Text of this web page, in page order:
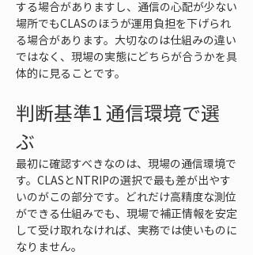
する場合がありますし、通信の心配が少ない
場所でもCLASのほうが運用負担を下げられ
る場合があります。大切なのは仕組みの違い
ではなく、現場の実態にどちらが合うかを具
体的に見ることです。
判断基準1 通信環境で選
ぶ
最初に確認すべきなのは、現場の通信環境で
す。CLASとNTRIPの選択で最も差が出やす
いのがこの部分です。どれだけ高精度な測位
ができる仕組みでも、現場で補正情報を安定
して受け取れなければ、実務では使いものに
なりません。